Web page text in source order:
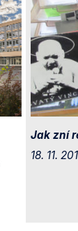
Jak zní
18. 11.